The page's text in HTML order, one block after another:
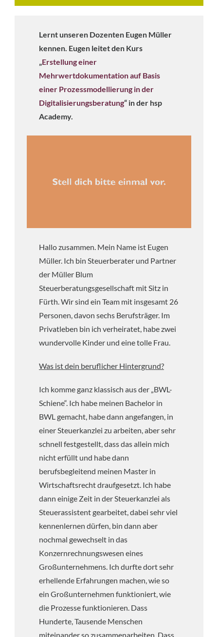
Lernt unseren Dozenten Eugen Müller
kennen. Eugen leitet den Kurs
„Erstellung einer
Mehrwertdokumentation auf Basis
einer Prozessmodellierung in der
Digitalisierungsberatung“ in der hsp
Academy.
Hallo zusammen. Mein Name ist Eugen
Müller. Ich bin Steuerberater und Partner
der Müller Blum
Steuerberatungsgesellschaft mit Sitz in
Fürth. Wir sind ein Team mit insgesamt 26
Personen, davon sechs Berufsträger. Im
Privatleben bin ich verheiratet, habe zwei
wundervolle Kinder und eine tolle Frau.
Was ist dein beruflicher Hintergrund?
Ich komme ganz klassisch aus der „BWL-
Schiene“. Ich habe meinen Bachelor in
BWL gemacht, habe dann angefangen, in
einer Steuerkanzlei zu arbeiten, aber sehr
schnell festgestellt, dass das allein mich
nicht erfüllt und habe dann
berufsbegleitend meinen Master in
Wirtschaftsrecht draufgesetzt. Ich habe
dann einige Zeit in der Steuerkanzlei als
Steuerassistent gearbeitet, dabei sehr viel
kennenlernen dürfen, bin dann aber
nochmal gewechselt in das
Konzernrechnungswesen eines
Großunternehmens. Ich durfte dort sehr
erhellende Erfahrungen machen, wie so
ein Großunternehmen funktioniert, wie
die Prozesse funktionieren. Dass
Hunderte, Tausende Menschen
miteinander so zusammenarbeiten. Dass